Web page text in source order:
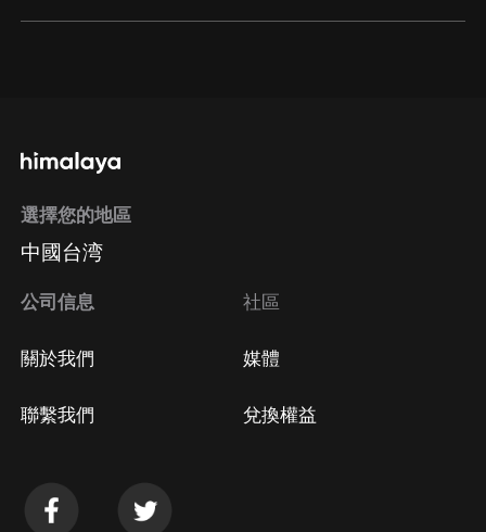
方法 Google Play取消訂閱方法
選擇您的地區
中國台湾
公司信息
關於我們
聯繫我們
社區
媒體
兌換權益